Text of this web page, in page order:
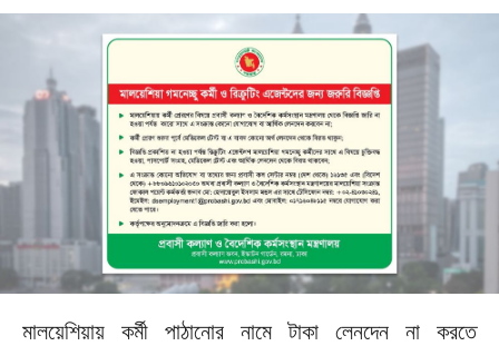
মালয়েশিয়ায় কর্মী পাঠানোর নামে টাকা লেনদেন না করতে